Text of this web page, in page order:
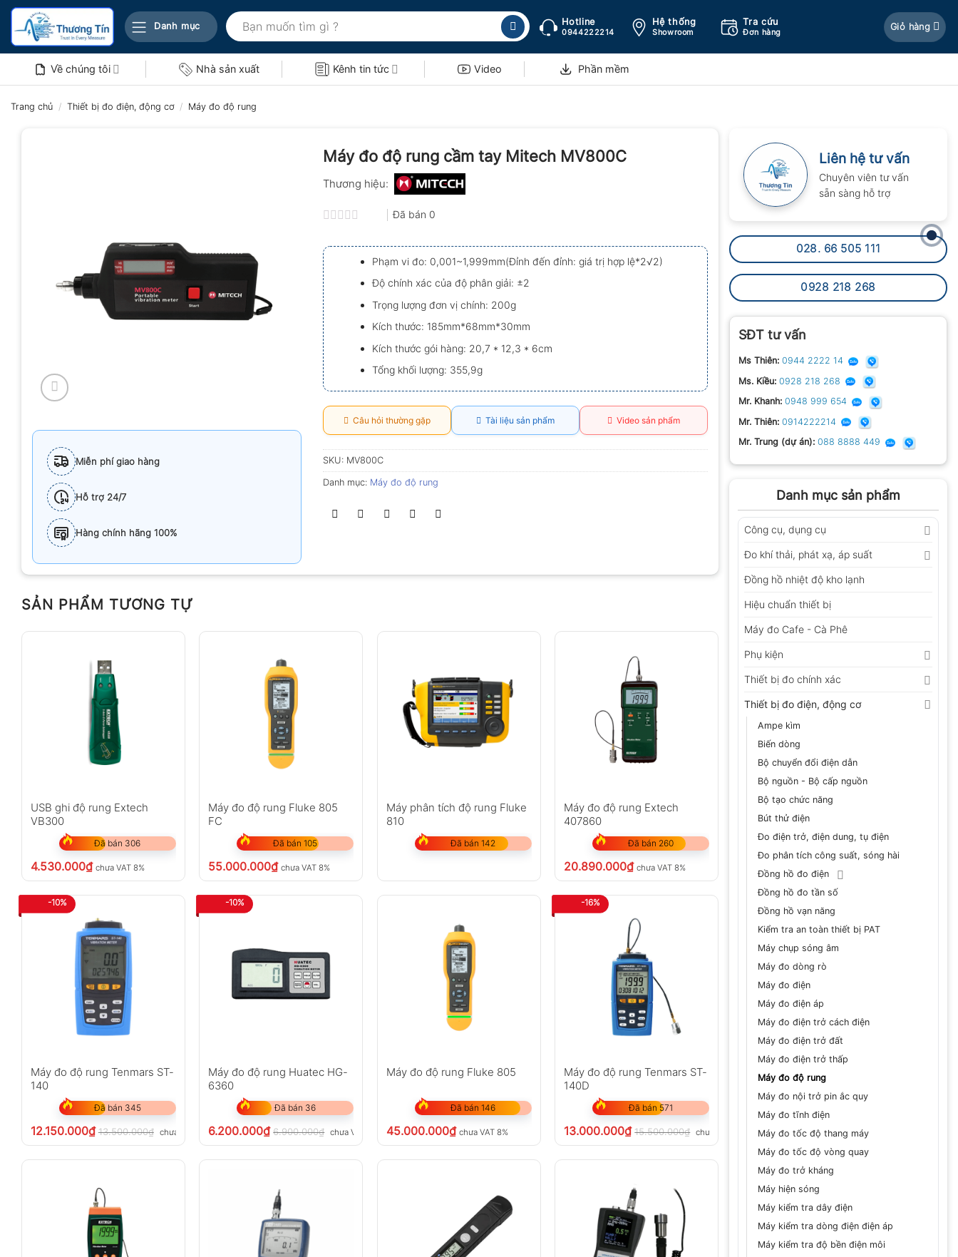
Bỏ
nội
Danh mục
Tìm
kiếm:
Hotline
0944222214
Hệ thống
Showroom
Tra cứu
Đơn hàng
Giỏ hàng
Về chúng tôi Nhà sản xuất Kênh tin tức Video Phần mềm
Trang chủ / Thiết bị đo điện, động cơ / Máy đo độ rung
Liên hệ tư vấn
Chuyên viên tư vấn
sẵn sàng hỗ trợ
028. 66 505 111
0928 218 268
SĐT tư vấn
Ms Thiên: 0944 2222 14
Ms. Kiều: 0928 218 268
Mr. Khanh: 0948 999 654
Mr. Thiên: 0914222214
Mr. Trung (dự án): 088 8888 449
Danh mục sản phẩm
Công cụ, dụng cụ
Đo khí thải, phát xạ, áp suất
Đồng hồ nhiệt độ kho lạnh
Hiệu chuẩn thiết bị
Máy đo Cafe - Cà Phê
Phụ kiện
Thiết bị đo chính xác
Thiết bị đo điện, động cơ
Ampe kìm
Biến dòng
Bộ chuyển đổi điện dẫn
Bộ nguồn - Bộ cấp nguồn
Bộ tạo chức năng
Bút thử điện
Đo điện trở, điện dung, tụ điện
Đo phân tích công suất, sóng hài
Đồng hồ đo điện
Đồng hồ đo tần số
Đồng hồ vạn năng
Kiểm tra an toàn thiết bị PAT
Máy chụp sóng âm
Máy đo dòng rò
Máy đo điện
Máy đo điện áp
Máy đo điện trở cách điện
Máy đo điện trở đất
Máy đo điện trở thấp
Máy đo độ rung
Máy đo nội trở pin ắc quy
Máy đo tĩnh điện
Máy đo tốc độ thang máy
Máy đo tốc độ vòng quay
Máy đo trở kháng
Máy hiện sóng
Máy kiểm tra dây điện
Máy kiểm tra dòng điện điện áp
Máy kiểm tra độ bền điện môi
Miễn phí giao hàng
Hỗ trợ 24/7
Hàng chính hãng 100%
Máy đo độ rung cầm tay Mitech MV800C
Thương hiệu:
xếp
hạng
0.0
5
sao
Đã bán 0
Phạm vi đo: 0,001~1,999mm(Đỉnh đến đỉnh: giá trị hợp lệ*2√2)
Độ chính xác của độ phân giải: ±2
Trọng lượng đơn vị chính: 200g
Kích thước: 185mm*68mm*30mm
Kích thước gói hàng: 20,7 * 12,3 * 6cm
Tổng khối lượng: 355,9g
Câu hỏi thường gặp Tài liệu sản phẩm Video sản phẩm
SKU: MV800C
Danh mục: Máy đo độ rung
SẢN PHẨM TƯƠNG TỰ
USB ghi độ rung Extech
VB300
Đã bán 306
4.530.000₫ chưa VAT 8%
Máy đo độ rung Fluke 805
FC
Đã bán 105
55.000.000₫ chưa VAT 8%
Máy phân tích độ rung Fluke
810
Đã bán 142
Máy đo độ rung Extech
407860
Đã bán 260
20.890.000₫ chưa VAT 8%
-10%
Máy đo độ rung Tenmars ST-
140
Đã bán 345
12.150.000₫ 13.500.000₫ chưa VAT 8%
-10%
Máy đo độ rung Huatec HG-
6360
Đã bán 36
6.200.000₫ 6.900.000₫ chưa VAT 8%
Máy đo độ rung Fluke 805
Đã bán 146
45.000.000₫ chưa VAT 8%
-16%
Máy đo độ rung Tenmars ST-
140D
Đã bán 571
13.000.000₫ 15.500.000₫ chưa VAT 8%